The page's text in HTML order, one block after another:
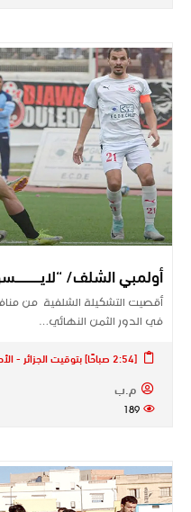
أولمبي الشلف/
أقصيت التشكيلة الشلفية من
في الدور الثمن النهائي…
[2:54 صباحًا] بتوقيت الجزائر - الأحد 18 يناير 2026
م.ب
189